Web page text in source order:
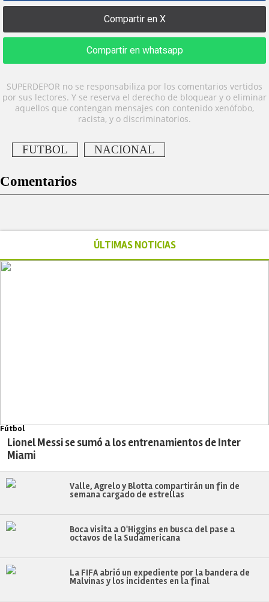
Compartir en X
Compartir en whatsapp
SUPERDEPOR no se responsabiliza por los comentarios vertidos
por sus lectores. Y se reserva el derecho de bloquear y o eliminar
aquellos que contengan mensajes con contenido xenófobo,
racista, y o discriminatorios.
FUTBOL NACIONAL
Comentarios
ÚLTIMAS NOTICIAS
Fútbol
Lionel Messi se sumó a los entrenamientos de Inter
Miami
Valle, Agrelo y Blotta compartirán un fin de
semana cargado de estrellas
Boca visita a O'Higgins en busca del pase a
octavos de la Sudamericana
La FIFA abrió un expediente por la bandera de
Malvinas y los incidentes en la final